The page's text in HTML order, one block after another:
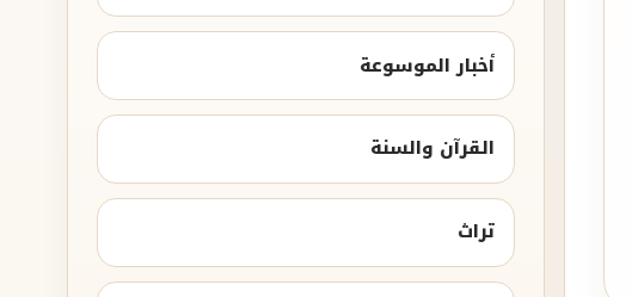
أخبار الموسوعة
القرآن والسنة
تراث